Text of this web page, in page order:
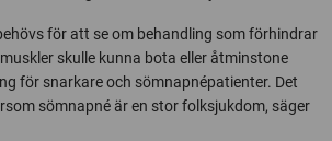
för att se om behandling som förhindrar
skulle kunna bota eller åtminstone
för snarkare och sömnapnépatienter. Det
sömnapné är en stor folksjukdom, säger